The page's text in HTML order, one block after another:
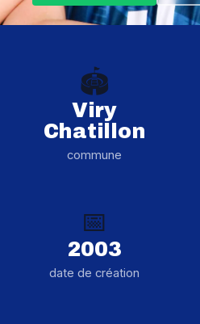
🏟️
Viry
Chatillon
commune
📅
2003
date de création